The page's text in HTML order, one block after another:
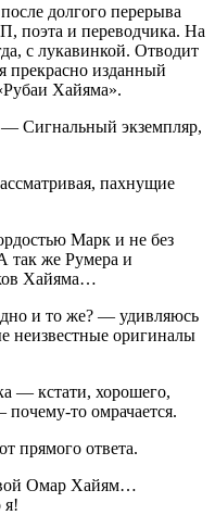
долгого перерыва
поэта и переводчика. На
с лукавинкой. Отводит
прекрасно изданный
Хайяма».
Сигнальный экземпляр,
пахнущие
Марк и не без
так же Румера и
Хайяма…
и то же? — удивляюсь
неизвестные оригиналы
— кстати, хорошего,
то омрачается.
прямого ответа.
Омар Хайям…
я!